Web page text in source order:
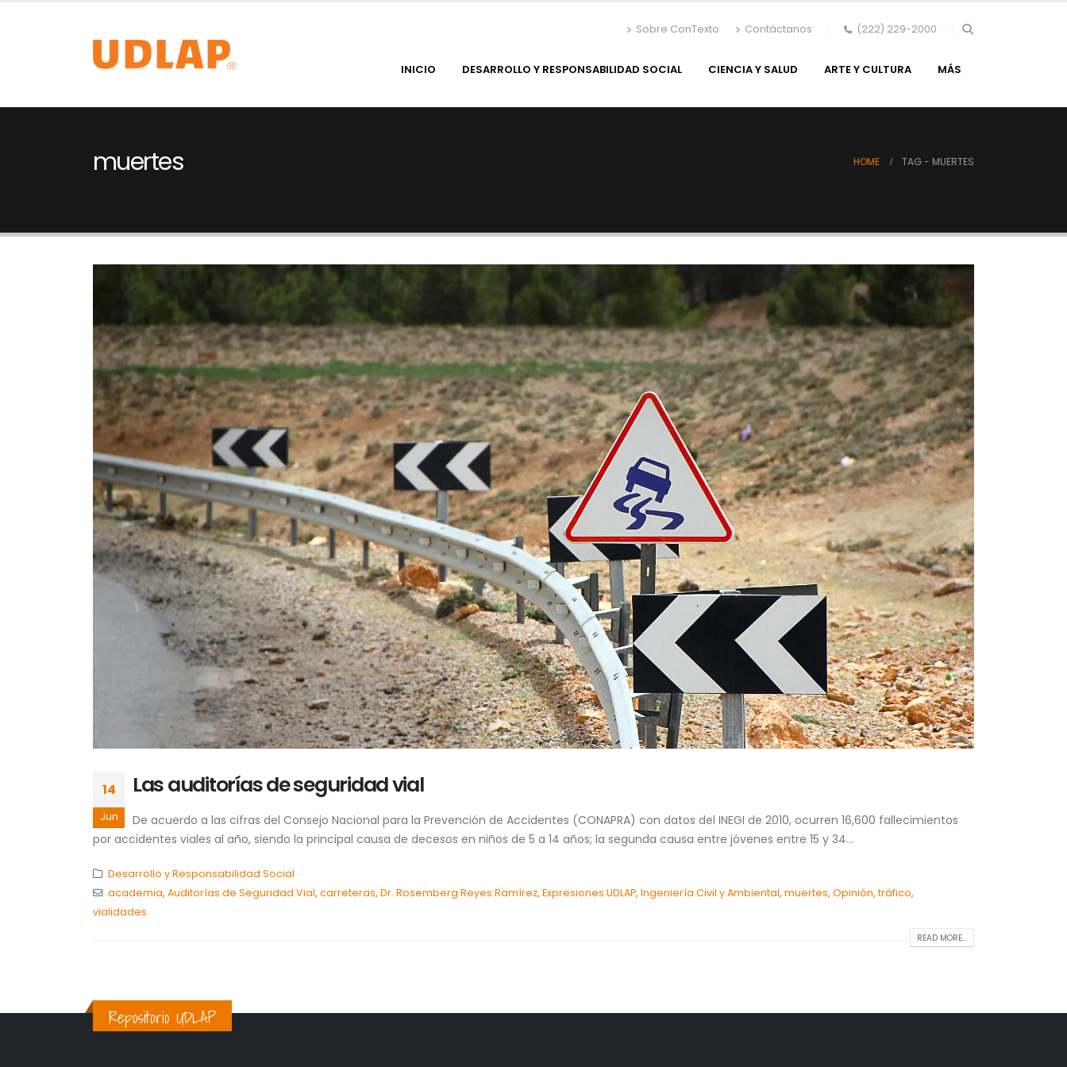
Sobre ConTexto Contáctanos (222) 229-2000
INICIO DESARROLLO Y RESPONSABILIDAD SOCIAL CIENCIA Y SALUD ARTE Y CULTURA MÁS
muertes HOME TAG - MUERTES
14
Jun
Las auditorías de seguridad vial
De acuerdo a las cifras del Consejo Nacional para la Prevención de Accidentes (CONAPRA) con datos del INEGI de 2010, ocurren 16,600 fallecimientos
por accidentes viales al año, siendo la principal causa de decesos en niños de 5 a 14 años; la segunda causa entre jóvenes entre 15 y 34...
Desarrollo y Responsabilidad Social
academia, Auditorías de Seguridad Vial, carreteras, Dr. Rosemberg Reyes Ramírez, Expresiones UDLAP, Ingeniería Civil y Ambiental, muertes, Opinión, tráfico,
vialidades
READ MORE...
Repositorio UDLAP